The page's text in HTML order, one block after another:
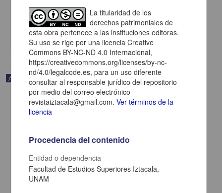
Universidad de Guadalajara
2015-04-21
Artes y Humanidades
Artículo
La titularidad de los
derechos patrimoniales de
esta obra pertenece a las instituciones editoras.
Su uso se rige por una licencia Creative
Commons BY-NC-ND 4.0 Internacional,
https://creativecommons.org/licenses/by-nc-
nd/4.0/legalcode.es, para un uso diferente
consultar al responsable jurídico del repositorio
por medio del correo electrónico
revistaiztacala@gmail.com.Ver términos de la
licencia
Procedencia del contenido
Entidad o dependencia
Facultad de Estudios Superiores Iztacala,
UNAM